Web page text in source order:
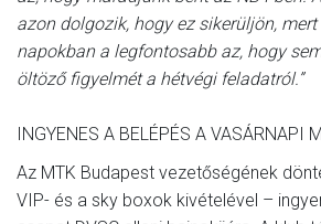
azon dolgozik, hogy ez sikerüljön, mert
napokban a legfontosabb az, hogy
öltöző figyelmét a hétvégi feladatról.”
INGYENES A BELÉPÉS A VASÁRNAPI
Az MTK Budapest vezetőségének
VIP- és a sky boxok kivételével –